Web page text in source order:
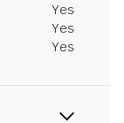
Yes
Yes
Yes